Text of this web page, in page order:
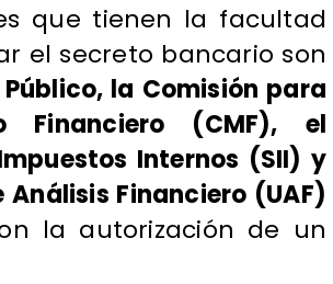
que tienen la facultad
el secreto bancario son
la Comisión para
Financiero (CMF), el
Internos (SII) y
Análisis Financiero (UAF)
la autorización de un